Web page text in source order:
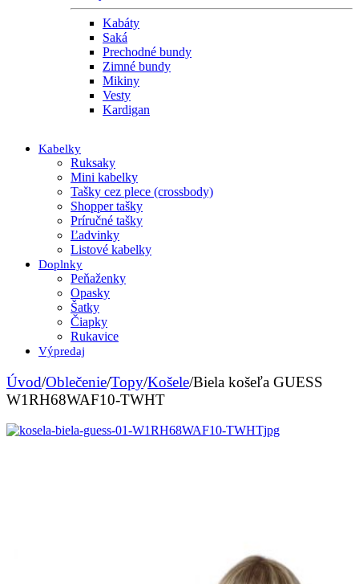
Kabáty
Saká
Prechodné bundy
Zimné bundy
Mikiny
Vesty
Kardigan
Kabelky
Ruksaky
Mini kabelky
Tašky cez plece (crossbody)
Shopper tašky
Príručné tašky
Ľadvinky
Listové kabelky
Doplnky
Peňaženky
Opasky
Šatky
Čiapky
Rukavice
Výpredaj
Úvod/Oblečenie/Topy/Košele/Biela košeľa GUESS
W1RH68WAF10-TWHT